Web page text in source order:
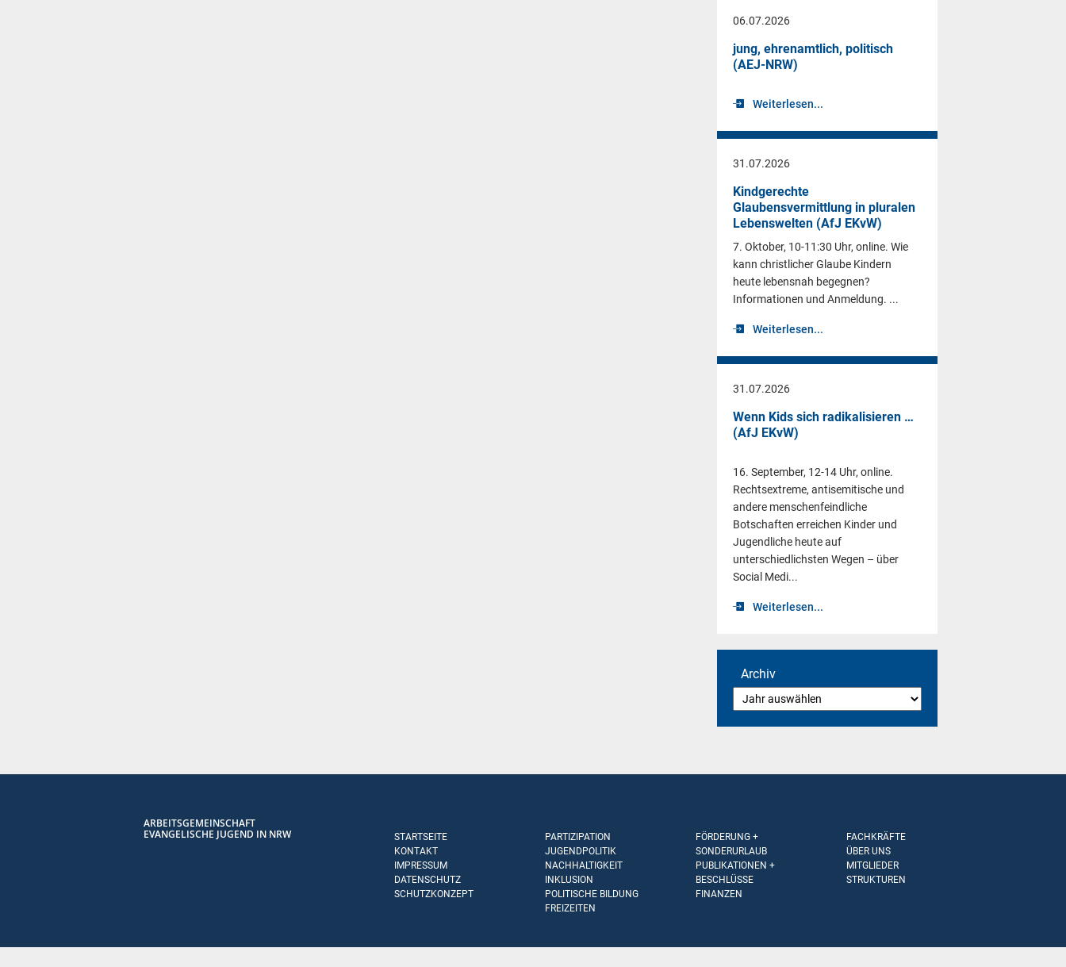
06.07.2026
jung, ehrenamtlich, politisch
(AEJ-NRW)
Weiterlesen...
31.07.2026
Kindgerechte
Glaubensvermittlung in pluralen
Lebenswelten (AfJ EKvW)
7. Oktober, 10-11:30 Uhr, online. Wie
kann christlicher Glaube Kindern
heute lebensnah begegnen?
Informationen und Anmeldung. ...
Weiterlesen...
31.07.2026
Wenn Kids sich radikalisieren …
(AfJ EKvW)
16. September, 12-14 Uhr, online.
Rechtsextreme, antisemitische und
andere menschenfeindliche
Botschaften erreichen Kinder und
Jugendliche heute auf
unterschiedlichsten Wegen – über
Social Medi...
Weiterlesen...
Archiv
ARBEITSGEMEINSCHAFT
EVANGELISCHE JUGEND IN NRW
STARTSEITE
KONTAKT
IMPRESSUM
DATENSCHUTZ
SCHUTZKONZEPT
PARTIZIPATION
JUGENDPOLITIK
NACHHALTIGKEIT
INKLUSION
POLITISCHE BILDUNG
FREIZEITEN
FÖRDERUNG +
SONDERURLAUB
PUBLIKATIONEN +
BESCHLÜSSE
FINANZEN
FACHKRÄFTE
ÜBER UNS
MITGLIEDER
STRUKTUREN